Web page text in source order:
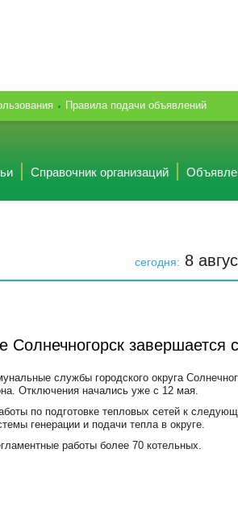
Правила подачи объявлений
Справочник организаций
сегодня: 8
Солнечногорск завершается
службы городского округа
Отключения начались уже с 12 мая.
по подготовке тепловых сетей к
генерации и подачи тепла в округе.
работы более 70 котельных.